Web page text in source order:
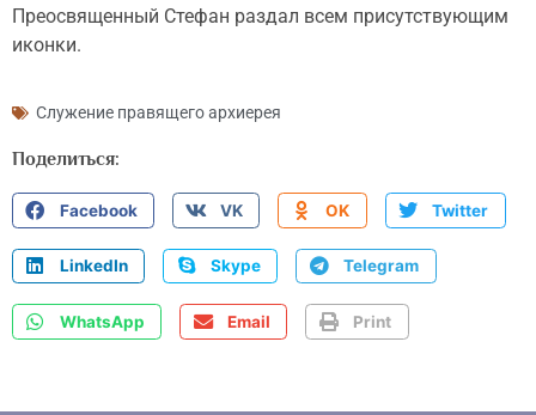
Преосвященный Стефан раздал всем присутствующим
иконки.
Служение правящего архиерея
Поделиться:
Facebook VK OK Twitter
LinkedIn Skype Telegram
WhatsApp Email Print